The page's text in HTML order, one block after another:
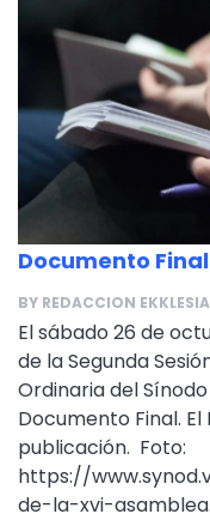
Documento
BY REDACCION EKKLESIA
El sábado 26 de
de la Segunda
Ordinaria del
Documento Final.
publicación. Foto:
https://
de-la-xvi-